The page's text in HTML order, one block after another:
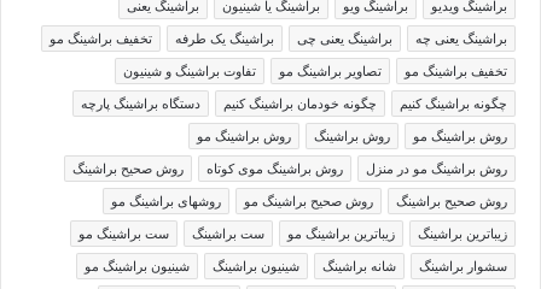
براشینگ ویدیو براشینگ ویو براشینگ یا شینیون براشینگ یعنی
براشینگ یعنی چه براشینگ یعنی چی براشینگ یک طرفه تخفيف براشينگ مو
تخفیف براشینگ مو تصاویر براشینگ مو تفاوت براشینگ و شینیون
چگونه براشینگ کنیم چگونه خودمان براشینگ کنیم دستگاه براشینگ پارچه
روش براشينگ مو روش براشینگ روش براشینگ مو
روش براشینگ مو در منزل روش براشینگ موی کوتاه روش صحيح براشينگ
روش صحیح براشینگ روش صحیح براشینگ مو روشهای براشینگ مو
زیباترین براشینگ زیباترین براشینگ مو ست براشینگ ست براشینگ مو
سشوار براشینگ شانه براشینگ شینیون براشینگ شینیون براشینگ مو